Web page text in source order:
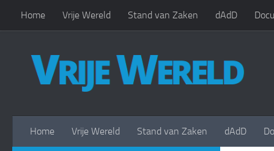
Doorgaan naar inhoud
Home Vrije Wereld Stand van Zaken dAdD
Home Vrije Wereld Stand van Zaken dAdD